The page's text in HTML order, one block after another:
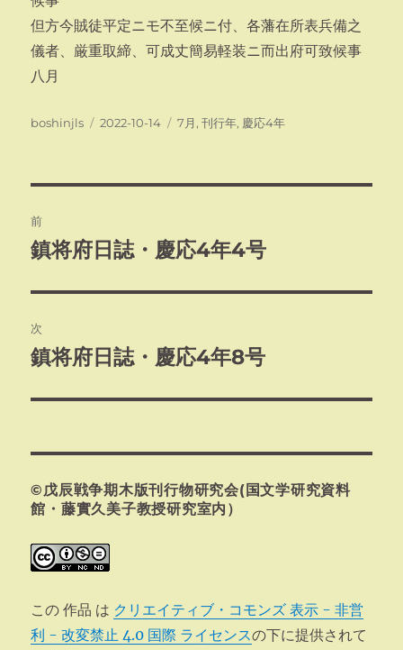
但方今賊徒平定ニモ不至候ニ付、各藩在所表兵備之
儀者、厳重取締、可成丈簡易軽装ニ而出府可致候事
八月
投
boshinjls
投
2022-10-14
カ
7月 ,刊行年, 慶応4年
稿
ビ
ゲ
ー
ン
前
前
投
稿:
鎮将府日誌・慶応4年4号
次
次
投
鎮将府日誌・慶応4年8号
©戊辰戦争期木版刊行物研究会(国文学研究資料
館・藤實久美子教授研究室内）
この 作品 は クリエイティブ・コモンズ 表示 - 非営
利 - 改変禁止 4.0 国際 ライセンスの下に提供されて